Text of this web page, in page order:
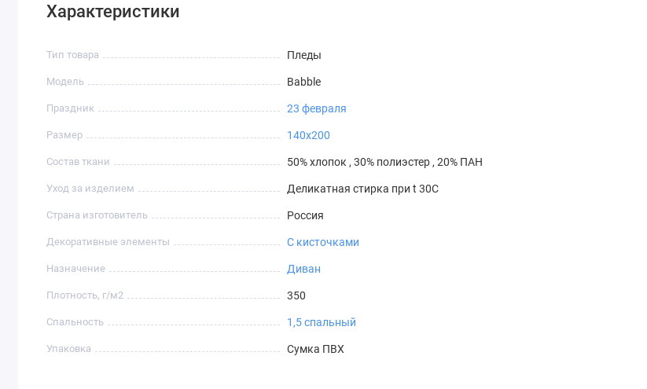
Характеристики
Тип товара Пледы
Модель Babble
Праздник 23 февраля
Размер 140х200
Состав ткани 50% хлопок , 30% полиэстер , 20% ПАН
Уход за изделием Деликатная стирка при t 30С
Страна изготовитель Россия
Декоративные элементы С кисточками
Назначение Диван
Плотность, г/м2 350
Спальность 1,5 спальный
Упаковка Сумка ПВХ